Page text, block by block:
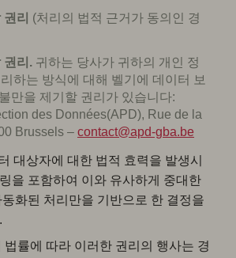
리 (처리의 법적 근거가 동의인 경
권리. 귀하는 당사가 귀하의 개인 정
하는 방식에 대해 벨기에 데이터 보
만을 제기할 권리가 있습니다:
des Données(APD), Rue de la
Brussels – contact@apd-gba.be
대상자에 대한 법적 효력을 발생시
을 포함하여 이와 유사하게 중대한
화된 처리만을 기반으로 한 결정을
법률에 따라 이러한 권리의 행사는 경